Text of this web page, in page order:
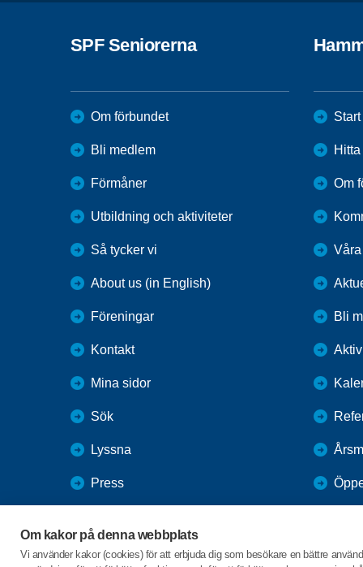
Om kakor på denna webbplats
Vi använder kakor (cookies) för att erbjuda dig som besökare en bättre
SPF Seniorerna
Om förbundet
Bli medlem
Förmåner
Utbildning och aktiviteter
Så tycker vi
About us (in English)
Föreningar
Kontakt
Mina sidor
Sök
Lyssna
Press
SPF Seniorernas intranät
Start
Om
Bli